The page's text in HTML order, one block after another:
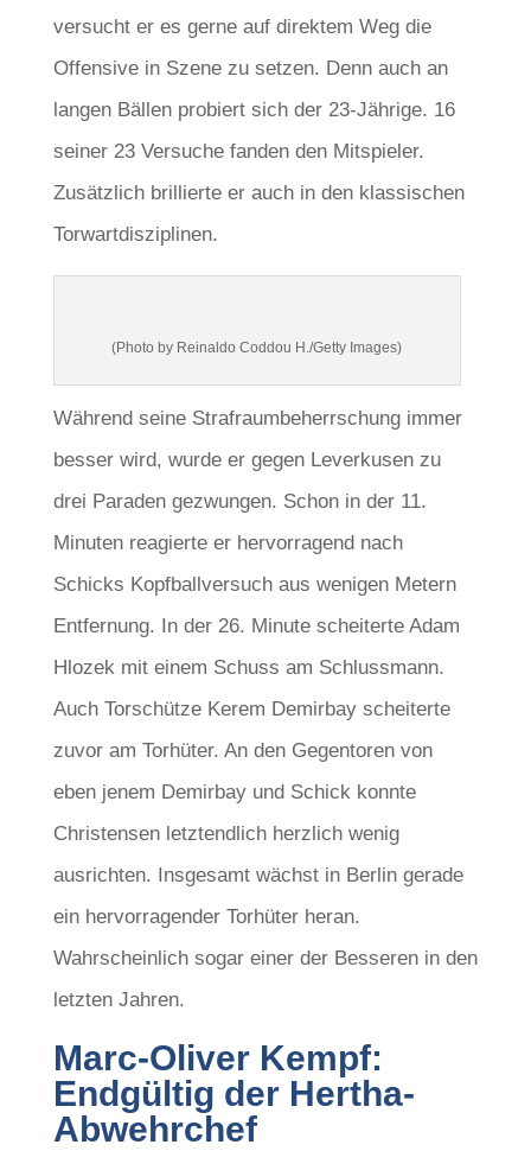
versucht er es gerne auf direktem Weg die
Offensive in Szene zu setzen. Denn auch an
langen Bällen probiert sich der 23-Jährige. 16
seiner 23 Versuche fanden den Mitspieler.
Zusätzlich brillierte er auch in den klassischen
Torwartdisziplinen.
(Photo by Reinaldo Coddou H./Getty Images)
Während seine Strafraumbeherrschung immer
besser wird, wurde er gegen Leverkusen zu
drei Paraden gezwungen. Schon in der 11.
Minuten reagierte er hervorragend nach
Schicks Kopfballversuch aus wenigen Metern
Entfernung. In der 26. Minute scheiterte Adam
Hlozek mit einem Schuss am Schlussmann.
Auch Torschütze Kerem Demirbay scheiterte
zuvor am Torhüter. An den Gegentoren von
eben jenem Demirbay und Schick konnte
Christensen letztendlich herzlich wenig
ausrichten. Insgesamt wächst in Berlin gerade
ein hervorragender Torhüter heran.
Wahrscheinlich sogar einer der Besseren in den
letzten Jahren.
Marc-Oliver Kempf:
Endgültig der Hertha-
Abwehrchef